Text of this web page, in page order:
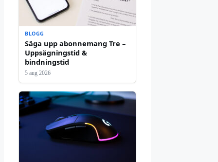
BLOGG
Säga upp abonnemang Tre –
Uppsägningstid &
bindningstid
5 aug 2026